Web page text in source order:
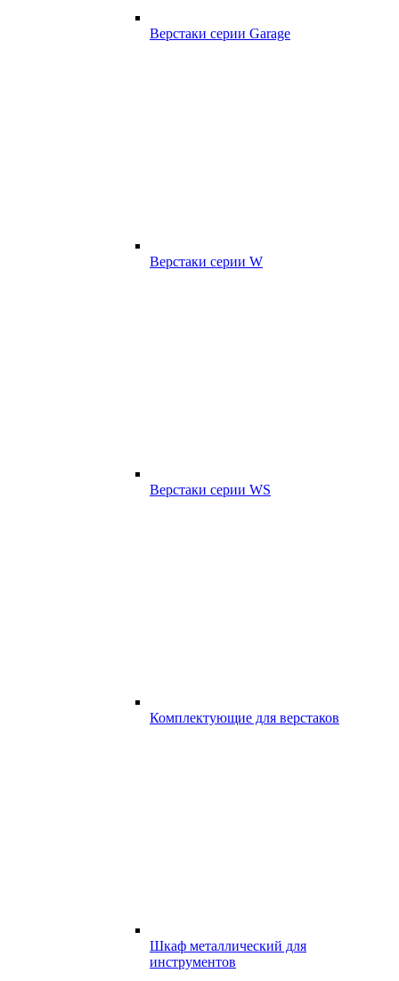
Верстаки серии Garage
Верстаки серии W
Верстаки серии WS
Комплектующие для верстаков
Шкаф металлический для
инструментов